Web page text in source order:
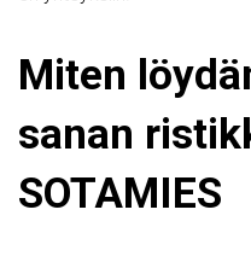
Miten
sanan
SOTAMIES